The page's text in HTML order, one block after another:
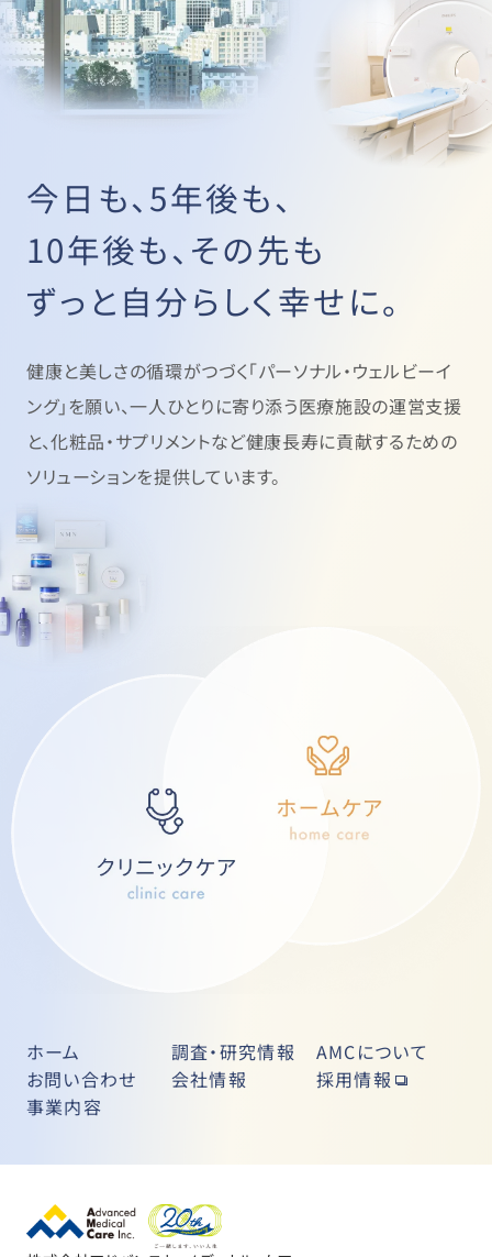
今日も、5年後も、
10年後も、その先も
ずっと自分らしく幸せに。
健康と美しさの循環がつづく「パーソナル・ウェルビーイ
ング」を願い、一人ひとりに寄り添う医療施設の運営支援
と、化粧品・サプリメントなど健康長寿に貢献するための
ソリューションを提供しています。
ホーム 調査・研究情報
AMCについて
お問い合わせ
会社情報
採用情報
事業内容